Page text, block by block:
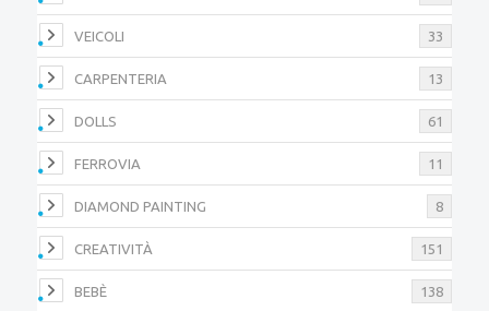
VEICOLI 33
CARPENTERIA 13
DOLLS 61
FERROVIA 11
DIAMOND PAINTING 8
CREATIVITÀ 151
BEBÈ 138